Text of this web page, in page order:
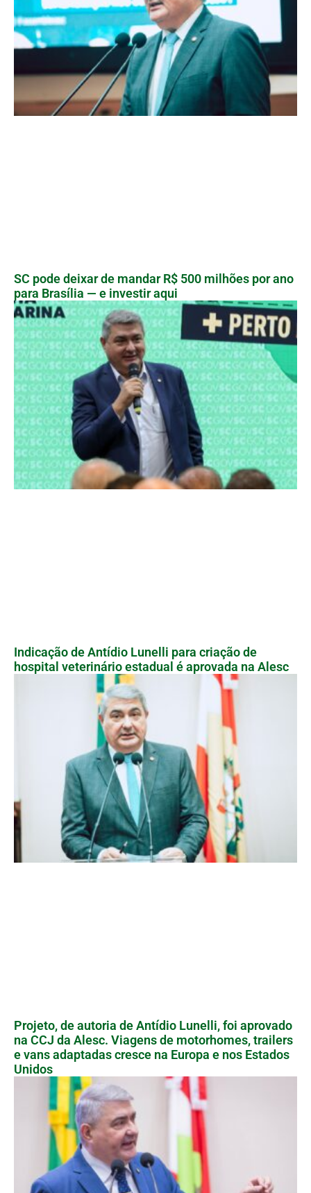
SC pode deixar de mandar R$ 500 milhões por ano
para Brasília — e investir aqui
Indicação de Antídio Lunelli para criação de
hospital veterinário estadual é aprovada na Alesc
Projeto, de autoria de Antídio Lunelli, foi aprovado
na CCJ da Alesc. Viagens de motorhomes, trailers
e vans adaptadas cresce na Europa e nos Estados
Unidos